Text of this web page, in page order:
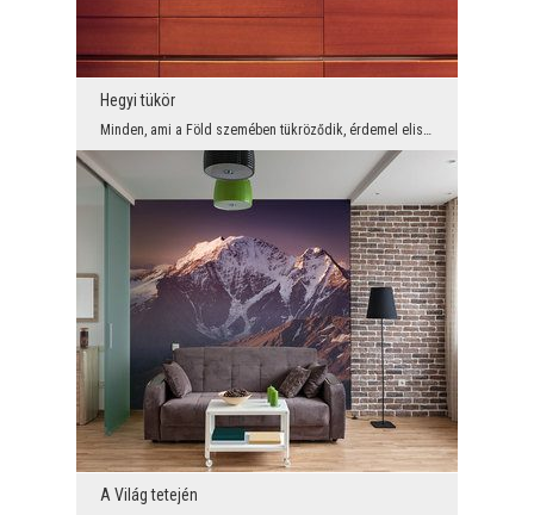
Hegyi tükör
Minden, ami a Föld szemében tükröződik, érdemel elismerést. A hegymotívummal ellátott fotótapéta ...
A Világ tetején